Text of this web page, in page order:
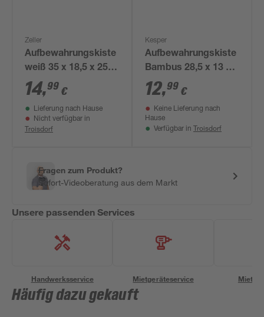
Zeller
Aufbewahrungskiste
weiß 35 x 18,5 x 25
cm
14,99 €
Lieferung nach Hause
Nicht verfügbar in
Troisdorf
Kesper
Aufbewahrungskiste
Bambus 28,5 x 13 x
18,5 cm
12,99 €
Keine Lieferung nach
Hause
Verfügbar in Troisdorf
Fragen zum Produkt?
Sofort-Videoberatung aus dem Markt
Unsere passenden Services
Handwerksservice Mietgeräteservice
Häufig dazu gekauft